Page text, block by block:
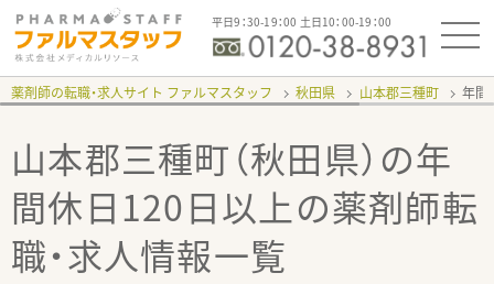
平日9：30-19：00 土日10：00-19：00
薬剤師の転職・求人サイト ファルマスタッフ 秋田県 山本郡三種町 年間
山本郡三種町（秋田県）の年
間休日120日以上の薬剤師転
職・求人情報一覧